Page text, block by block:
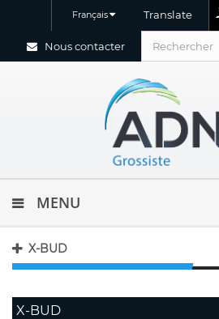
Translate
Français
Nous contacter
MENU
X-BUD
X-BUD